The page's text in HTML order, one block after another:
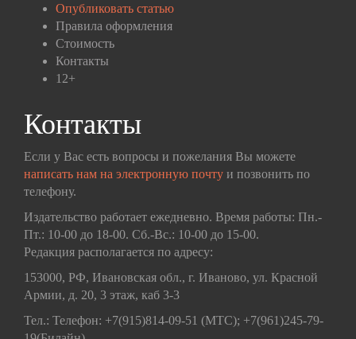
Опубликовать статью
Правила оформления
Стоимость
Контакты
12+
Контакты
Если у Вас есть вопросы и пожелания Вы можете
написать нам на электронную почту и позвонить по
телефону.
Издательство работает ежедневно. Время работы: Пн.-
Пт.: 10-00 до 18-00. Сб.-Вс.: 10-00 до 15-00.
Редакция располагается по адресу:
153000, РФ, Ивановская обл., г. Иваново, ул. Красной
Армии, д. 20, 3 этаж, каб 3-3
Тел.: Телефон: +7(915)814-09-51 (МТС); +7(961)245-79-